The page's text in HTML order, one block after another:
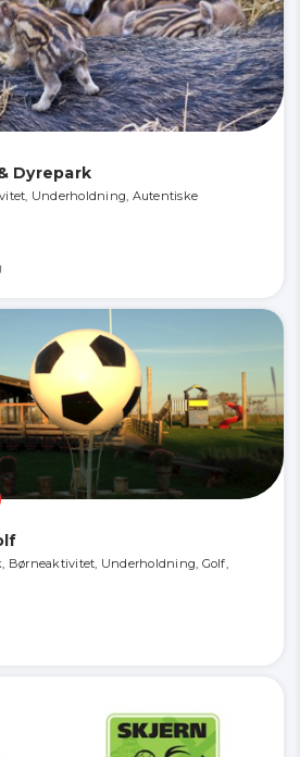
Dyrepark
Underholdning, Autentiske
Børneaktivitet, Underholdning, Golf,